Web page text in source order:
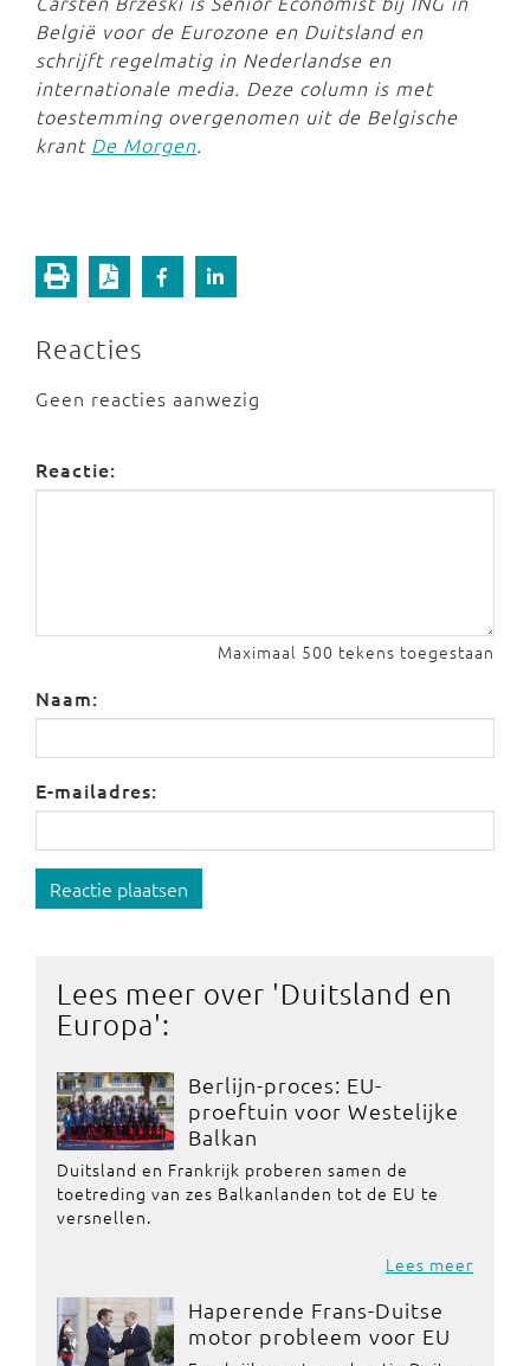
België voor de Eurozone en Duitsland en
schrijft regelmatig in Nederlandse en
internationale media. Deze column is met
toestemming overgenomen uit de Belgische
krant De Morgen.
Reacties
Geen reacties aanwezig
Reactie:
Maximaal 500 tekens toegestaan
Naam:
E-mailadres:
Reactie plaatsen
Lees meer over 'Duitsland en
Europa':
Berlijn-proces: EU-
proeftuin voor Westelijke
Balkan
Duitsland en Frankrijk proberen samen de
toetreding van zes Balkanlanden tot de EU te
versnellen.
Lees meer
Haperende Frans-Duitse
motor probleem voor EU